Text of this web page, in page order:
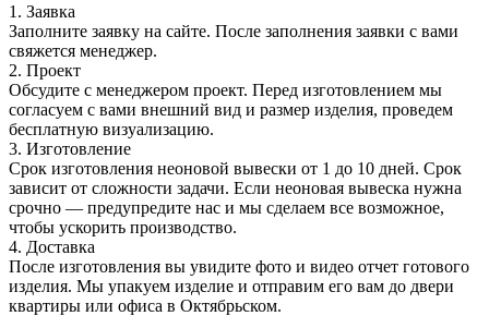
1. Заявка
Заполните заявку на сайте. После заполнения заявки с вами
свяжется менеджер.
2. Проект
Обсудите с менеджером проект. Перед изготовлением мы
согласуем с вами внешний вид и размер изделия, проведем
бесплатную визуализацию.
3. Изготовление
Срок изготовления неоновой вывески от 1 до 10 дней. Срок
зависит от сложности задачи. Если неоновая вывеска нужна
срочно — предупредите нас и мы сделаем все возможное,
чтобы ускорить производство.
4. Доставка
После изготовления вы увидите фото и видео отчет готового
изделия. Мы упакуем изделие и отправим его вам до двери
квартиры или офиса в Октябрьском.